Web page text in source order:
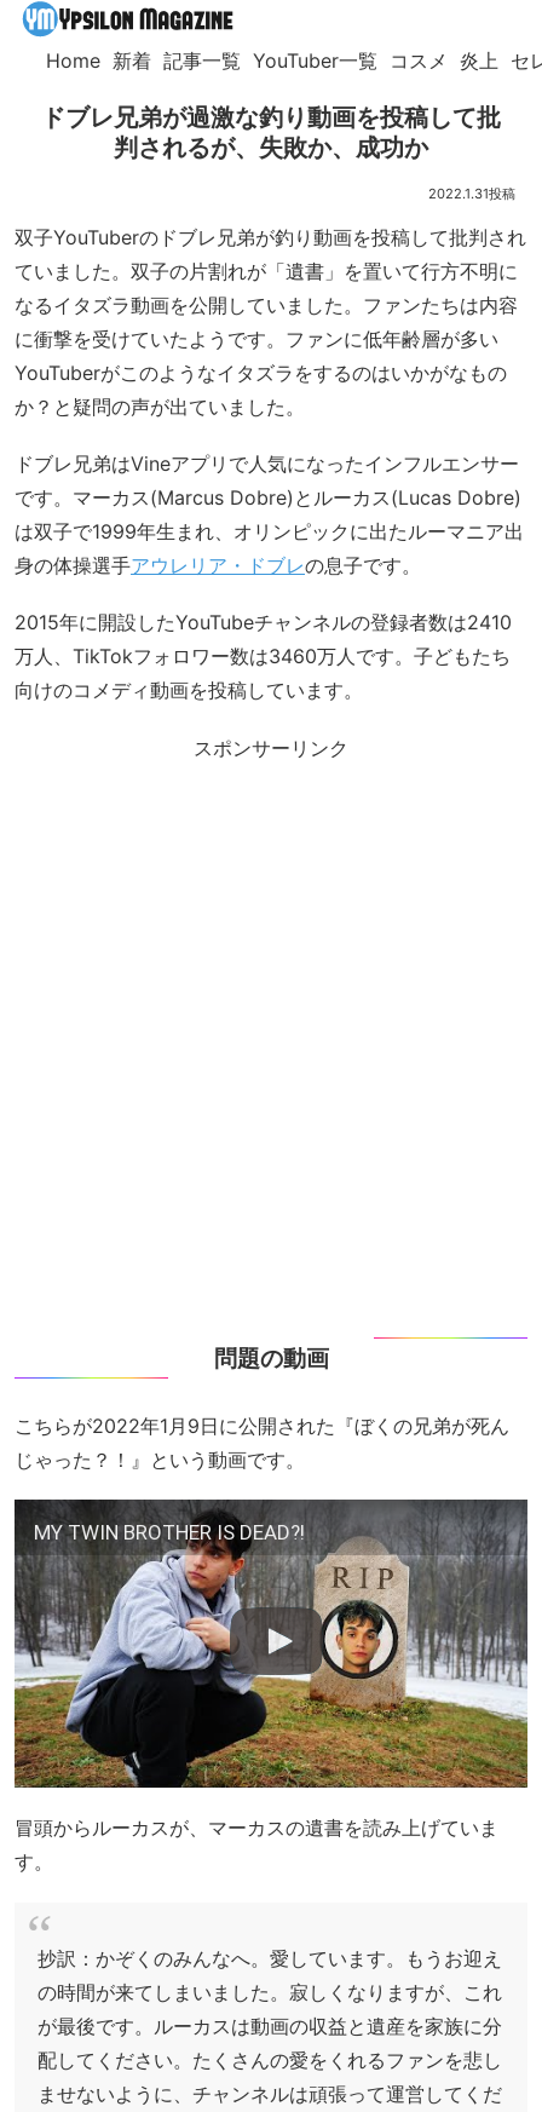
Home 新着 記事一覧 YouTuber一覧 コスメ 炎上 セ
ドブレ兄弟が過激な釣り動画を投稿して批
判されるが、失敗か、成功か
2022.1.31
双子YouTuberのドブレ兄弟が釣り動画を投稿して批判され
ていました。双子の片割れが「遺書」を置いて行方不明に
なるイタズラ動画を公開していました。ファンたちは内容
に衝撃を受けていたようです。ファンに低年齢層が多い
YouTuberがこのようなイタズラをするのはいかがなもの
か？と疑問の声が出ていました。
ドブレ兄弟はVineアプリで人気になったインフルエンサー
です。マーカス(Marcus Dobre)とルーカス(Lucas Dobre)
は双子で1999年生まれ、オリンピックに出たルーマニア出
身の体操選手アウレリア・ドブレの息子です。
2015年に開設したYouTubeチャンネルの登録者数は2410
万人、TikTokフォロワー数は3460万人です。子どもたち
向けのコメディ動画を投稿しています。
スポンサーリンク
問題の動画
こちらが2022年1月9日に公開された『ぼくの兄弟が死ん
じゃった？！』という動画です。
MY TWIN BROTHER IS DEAD?!
冒頭からルーカスが、マーカスの遺書を読み上げていま
す。
抄訳：かぞくのみんなへ。愛しています。もうお迎え
の時間が来てしまいました。寂しくなりますが、これ
が最後です。ルーカスは動画の収益と遺産を家族に分
配してください。たくさんの愛をくれるファンを悲し
ませないように、チャンネルは頑張って運営してくだ